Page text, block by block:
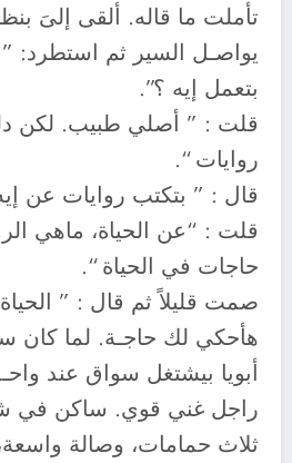
تأملت ما قاله. ألقى إلىَ
يواصـل السير ثم استطرد:
بتعمل إيه ؟”.
قلت : ” أصلي طبيب. لكن
روايات “.
قال : ” بتكتب روايات عن
قلت : “عن الحياة، ماهي
حاجات في الحياة “.
صمت قليلاً ثم قال : ”
هأحكي لك حاجـة. لما كان
أبويا بيشتغل سواق عند
راجل غني قوي. ساكن في
ثلاث حمامات، وصالة